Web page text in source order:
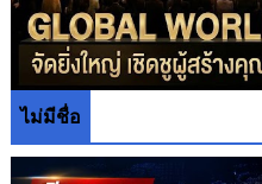
ไม่มีชื่อ